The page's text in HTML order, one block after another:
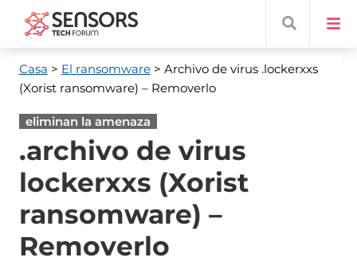
Casa > El ransomware> Archivo de virus .lockerxxs
(Xorist ransomware) – Removerlo
eliminan la amenaza
.archivo de virus
lockerxxs (Xorist
ransomware) –
Removerlo